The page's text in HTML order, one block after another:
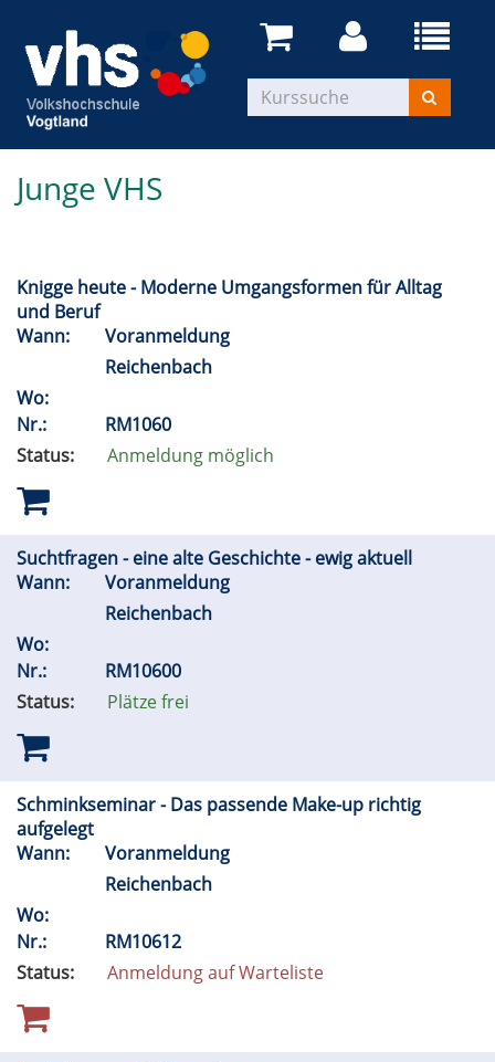
Junge VHS
Knigge heute - Moderne Umgangsformen für Alltag
und Beruf
Wann:
Voranmeldung
Reichenbach
Wo:
Nr.:
RM1060
Status:
Anmeldung möglich
Suchtfragen - eine alte Geschichte - ewig aktuell
Wann:
Voranmeldung
Reichenbach
Wo:
Nr.:
RM10600
Status:
Plätze frei
Schminkseminar - Das passende Make-up richtig
aufgelegt
Wann:
Voranmeldung
Reichenbach
Wo:
Nr.:
RM10612
Status:
Anmeldung auf Warteliste